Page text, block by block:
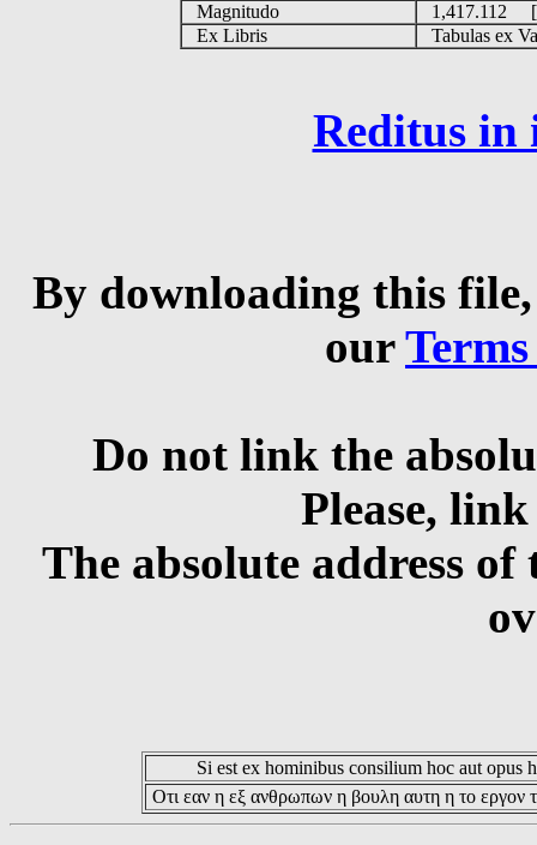
Magnitudo
1,417.112
Ex Libris
Tabulas ex
Reditus in
By downloading this
our
Do not link the
Please,
The absolute address
Si est ex hominibus consilium hoc aut opus
Οτι εαν η εξ ανθρωπων η βουλη αυτη η το εργον